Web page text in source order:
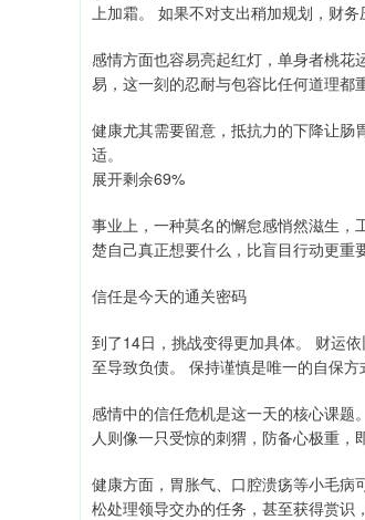
上加霜。 如果不对支出稍加规划，财务
感情方面也容易亮起红灯，单身者桃花
易，这一刻的忍耐与包容比任何道理都
健康尤其需要留意，抵抗力的下降让肠
适。
展开剩余69%
事业上，一种莫名的懈怠感悄然滋生，
楚自己真正想要什么，比盲目行动更重要
信任是今天的通关密码
到了14日，挑战变得更加具体。 财运
至导致负债。 保持谨慎是唯一的自保方
感情中的信任危机是这一天的核心课
人则像一只受惊的刺猬，防备心极重，
健康方面，胃胀气、口腔溃疡等小毛病
松处理领导交办的任务，甚至获得赏识